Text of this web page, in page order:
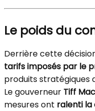
Le poids du
Derrière cette
tarifs imposés par le
produits stratégiques
Le gouverneur Tiff
mesures ont ralenti la